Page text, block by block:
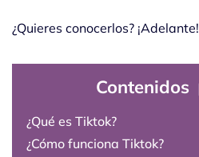
¿Quieres conocerlos? ¡Adelante!
Contenidos
¿Qué es Tiktok?
¿Cómo funciona Tiktok?